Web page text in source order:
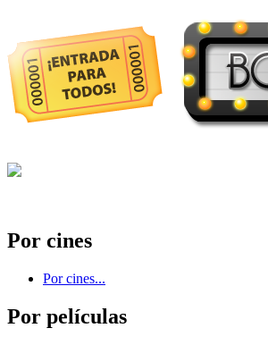
Por cines
Por cines...
Por películas